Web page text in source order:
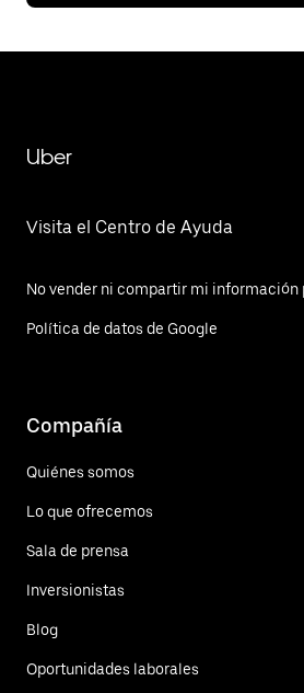
Uber
Visita el Centro de Ayuda
No vender ni compartir mi información
Política de datos de Google
Compañía
Quiénes somos
Lo que ofrecemos
Sala de prensa
Inversionistas
Blog
Oportunidades laborales